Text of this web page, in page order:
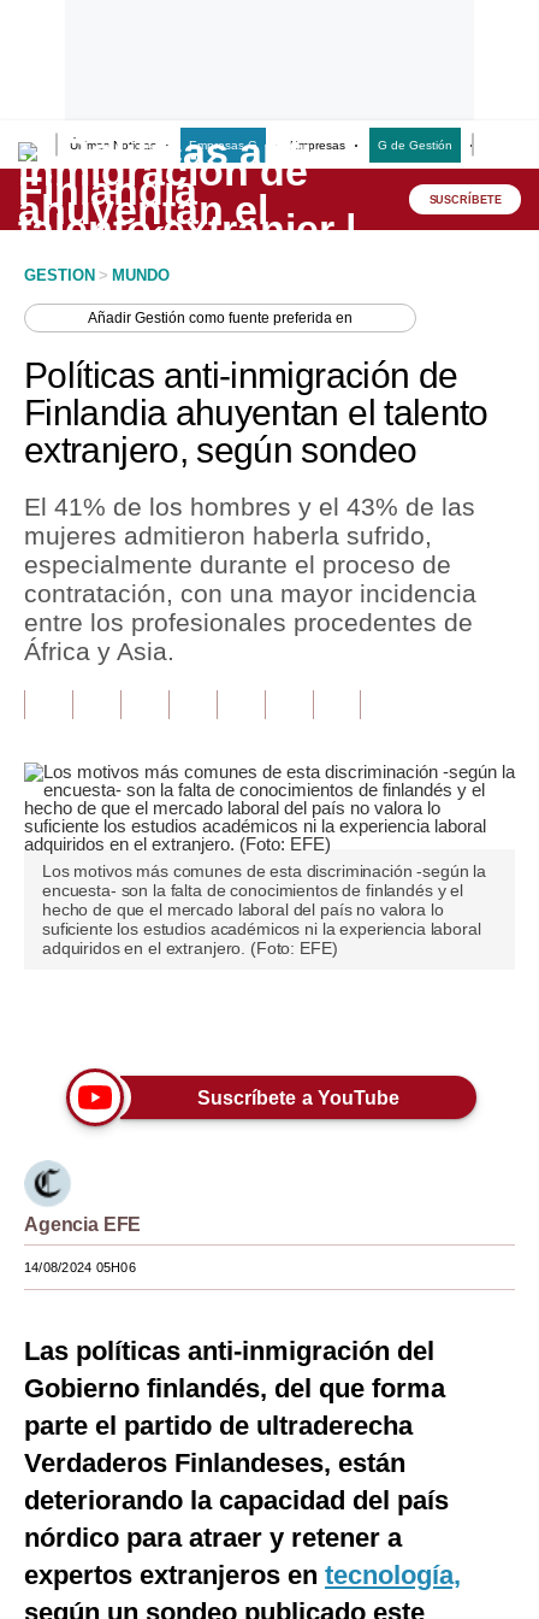
Últimas Noticias Empresas G Empresas G de Gestión
Lo último
Peru Quiosco
Economía
Mercados
Política
Tu Dinero
Finanzas Personales
Opinión
Editorial
Pregunta de hoy
Blogs
Viajes
Moda
Estilos
Mundo
EEUU
España
Internacional
Tecnología
Club del Suscriptor
Mix
G de Gestión
SUSCRÍBETE
GESTION > MUNDO
AñadirGestión como fuente preferida en
Políticas anti-inmigración de
Finlandia ahuyentan el talento
extranjero, según sondeo
El 41% de los hombres y el 43% de las
mujeres admitieron haberla sufrido,
especialmente durante el proceso de
contratación, con una mayor incidencia
entre los profesionales procedentes de
África y Asia.
Los motivos más comunes de esta discriminación -según la
encuesta- son la falta de conocimientos de finlandés y el
hecho de que el mercado laboral del país no valora lo
suficiente los estudios académicos ni la experiencia laboral
adquiridos en el extranjero. (Foto: EFE)
Suscríbete a YouTube
Agencia EFE
14/08/2024 05H06
Las políticas anti-inmigración del
Gobierno finlandés, del que forma
parte el partido de ultraderecha
Verdaderos Finlandeses, están
deteriorando la capacidad del país
nórdico para atraer y retener a
expertos extranjeros en tecnología,
según un sondeo publicado este